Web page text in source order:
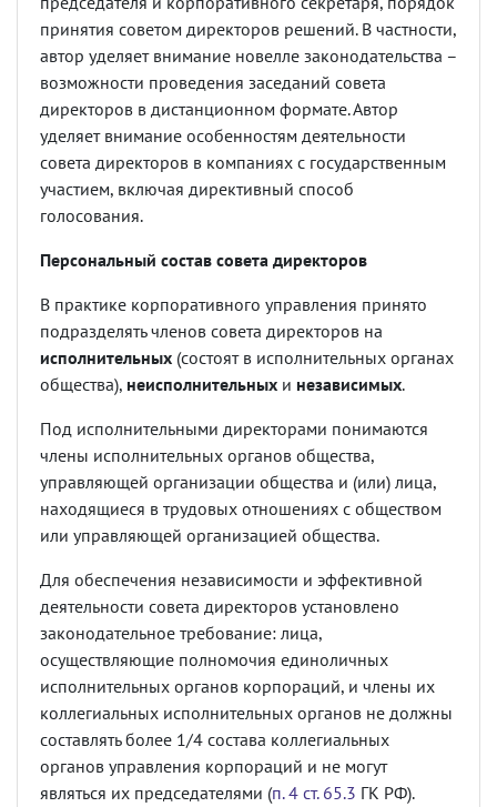
принятия советом директоров решений. В частности,
автор уделяет внимание новелле законодательства –
возможности проведения заседаний совета
директоров в дистанционном формате. Автор
уделяет внимание особенностям деятельности
совета директоров в компаниях с государственным
участием, включая директивный способ
голосования.
Персональный состав совета директоров
В практике корпоративного управления принято
подразделять членов совета директоров на
исполнительных (состоят в исполнительных органах
общества), неисполнительных и независимых.
Под исполнительными директорами понимаются
члены исполнительных органов общества,
управляющей организации общества и (или) лица,
находящиеся в трудовых отношениях с обществом
или управляющей организацией общества.
Для обеспечения независимости и эффективной
деятельности совета директоров установлено
законодательное требование: лица,
осуществляющие полномочия единоличных
исполнительных органов корпораций, и члены их
коллегиальных исполнительных органов не должны
составлять более 1/4 состава коллегиальных
органов управления корпораций и не могут
являться их председателями (п. 4 ст. 65.3 ГК РФ).